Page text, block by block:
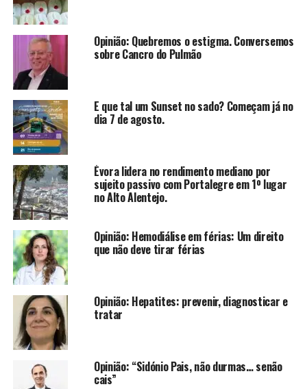
Opinião: Quebremos o estigma. Conversemos
sobre Cancro do Pulmão
E que tal um Sunset no sado? Começam já no
dia 7 de agosto.
Évora lidera no rendimento mediano por
sujeito passivo com Portalegre em 1º lugar
no Alto Alentejo.
Opinião: Hemodiálise em férias: Um direito
que não deve tirar férias
Opinião: Hepatites: prevenir, diagnosticar e
tratar
Opinião: “Sidónio Pais, não durmas… senão
cais”